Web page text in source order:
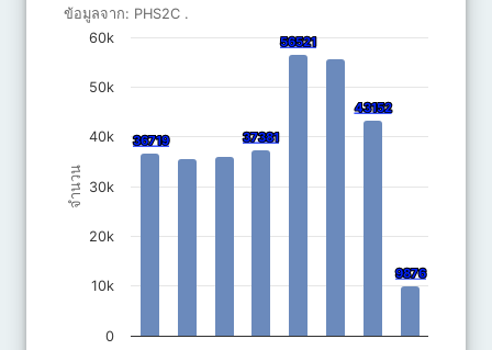
Bar chart with 8 bars.
ข้อมูลจาก: PHS2C .
The chart has 1 X axis displaying categories.
The chart has 1 Y axis displaying จำนวน. Data ranges from
จำนวน
ข้อมูลจาก: PHS2C .
36719
36719 37381
37381
56521
56521
43152
43152
9876
9876
0
10k
20k
30k
40k
50k
60k